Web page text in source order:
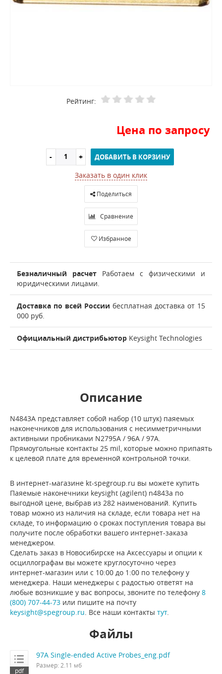
Рейтинг:
Цена по запросу
ДОБАВИТЬ В КОРЗИНУ
Заказать в один клик
Поделиться
Сравнение
Избранное
Безналичный расчет Работаем с физическими и
юридическими лицами.
Доставка по всей России бесплатная доставка от 15
000 руб.
Официальный дистрибьютор Keysight Technologies
Описание
N4843A представляет собой набор (10 штук) паяемых
наконечников для использования с несимметричными
активными пробниками N2795A / 96A / 97A.
Прямоугольные контакты 25 mil, которые можно припаять
к целевой плате для временной контрольной точки.
В интернет-магазине kt-spegroup.ru вы можете купить
Паяемые наконечники keysight (agilent) n4843a по
выгодной цене, выбрав из 282 наименований. Купить
товар можно из наличия на складе, если товара нет на
складе, то информацию о сроках поступления товара вы
получите после обработки вашего интернет-заказа
менеджером.
Сделать заказ в Новосибирске на Аксессуары и опции к
осциллографам вы можете круглосуточно через
интернет-магазин или с 10:00 до 1:00 по телефону у
менеджера. Наши менеджеры с радостью ответят на
любые возникшие у вас вопросы, звоните по телефону 8
(800) 707-44-73 или пишите на почту
keysight@spegroup.ru. Все наши контакты тут.
Файлы
97A Single-ended Active Probes_eng.pdf
Размер: 2.11 мб